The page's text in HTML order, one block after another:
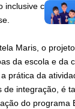
inclusive chamar
Maris, o
da escola e da
prática da
de integração, é
do programa